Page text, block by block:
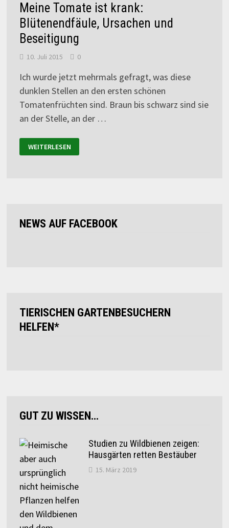
Meine Tomate ist krank:
Blütenendfäule, Ursachen und
Beseitigung
10. Juli 2015 0
Ich wurde jetzt mehrmals gefragt, was diese
dunklen Stellen an den ersten schönen
Tomatenfrüchten sind. Braun bis schwarz sind sie
an der Stelle, an der …
WEITERLESEN
NEWS AUF FACEBOOK
TIERISCHEN GARTENBESUCHERN
HELFEN*
GUT ZU WISSEN…
Studien zu Wildbienen zeigen:
Hausgärten retten Bestäuber
15. März 2019